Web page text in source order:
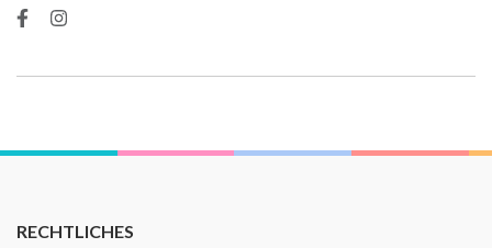
RECHTLICHES